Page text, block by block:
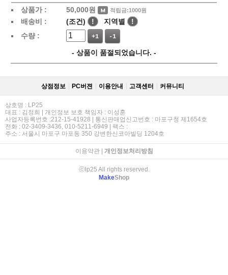
상품가 : 50,000원 적립금:1000원
배송비 : (조건) ! 지역별
!
수량 :
+1 -1
- 상품이 품절되었습니다. -
상점정보 PC버젼 이용안내 고객센터 커뮤니티
상호명 : LP25
대표 : 김정희 | 개인정보 보호 책임자 : 이성훈
사업자등록번호 :212-15-41928 | 통신판매업신고번호 : 마포구청 제1654호
전화 : 02-3409-3436, 010-5211-6949 | 팩스 :
주소 : 서울시 마포구 마포동 350 강변한신코아빌딩 1204호
이용약관| 개인정보처리방침
ⓒlp25 All rights reserved.
MakeShop